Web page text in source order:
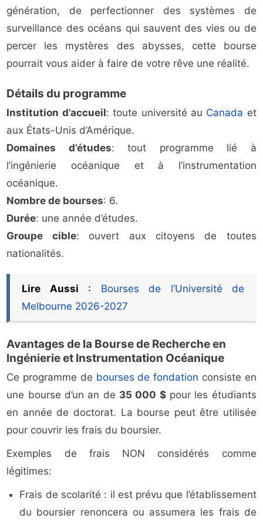
génération, de perfectionner des systèmes de
surveillance des océans qui sauvent des vies ou de
percer les mystères des abysses, cette bourse
pourrait vous aider à faire de votre rêve une réalité.
Détails du programme
Institution d’accueil: toute université au Canada et
aux États-Unis d’Amérique.
Domaines d’études: tout programme lié à
l’ingénierie océanique et à l’instrumentation
océanique.
Nombre de bourses: 6.
Durée: une année d’études.
Groupe cible: ouvert aux citoyens de toutes
nationalités.
Lire Aussi : Bourses de l’Université de
Melbourne 2026-2027
Avantages de la Bourse de Recherche en
Ingénierie et Instrumentation Océanique
Ce programme de bourses de fondation consiste en
une bourse d’un an de 35 000 $pour les étudiants
en année de doctorat. La bourse peut être utilisée
pour couvrir les frais du boursier.
Exemples de frais NON considérés comme
légitimes:
Frais de scolarité : il est prévu que l’établissement
du boursier renoncera ou assumera les frais de